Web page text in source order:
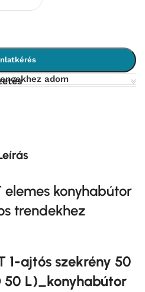
adom
elemes konyhabútor
trendekhez
1-ajtós szekrény 50
50 L)_konyhabútor